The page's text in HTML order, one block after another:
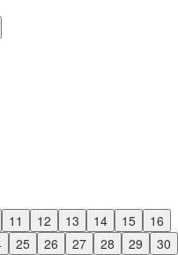
11 12 13 14 15
16
25 26 27 28 29
30